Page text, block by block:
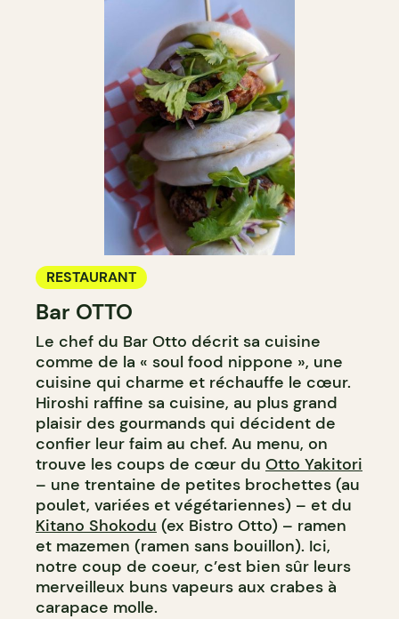
RESTAURANT
Bar OTTO
Le chef du Bar Otto décrit sa cuisine
comme de la « soul food nippone », une
cuisine qui charme et réchauffe le cœur.
Hiroshi raffine sa cuisine, au plus grand
plaisir des gourmands qui décident de
confier leur faim au chef. Au menu, on
trouve les coups de cœur du Otto Yakitori
– une trentaine de petites brochettes (au
poulet, variées et végétariennes) – et du
Kitano Shokodu (ex Bistro Otto) – ramen
et mazemen (ramen sans bouillon). Ici,
notre coup de coeur, c’est bien sûr leurs
merveilleux buns vapeurs aux crabes à
carapace molle.